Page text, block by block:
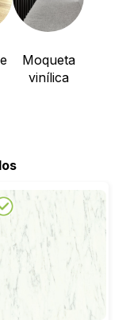
Moqueta
vinílica